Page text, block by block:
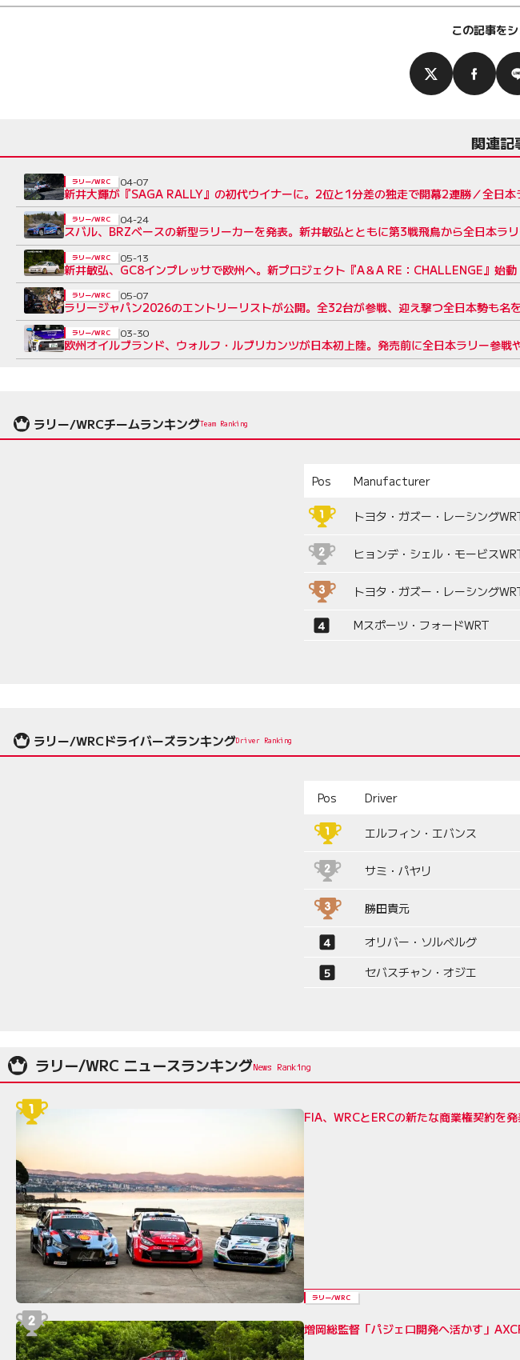
この記事を
関連記
新井大輝が『SAGA RALLY』の初代ウイナーに。2位と1分差の独走で開幕2連勝／全日本
ラリー/WRC 04-07
スバル、BRZベースの新型ラリーカーを発表。新井敏弘とともに第3戦飛鳥から全日本ラ
ラリー/WRC 04-24
新井敏弘、GC8インプレッサで欧州へ。新プロジェクト『A＆A RE：CHALLENGE』始動
ラリー/WRC 05-13
ラリージャパン2026のエントリーリストが公開。全32台が参戦、迎え撃つ全日本勢も名
ラリー/WRC 05-07
欧州オイルブランド、ウォルフ・ルブリカンツが日本初上陸。発売前に全日本ラリー参戦
ラリー/WRC 03-30
ラリー/WRCチームランキングTeam Ranking
Pos Manufacturer
トヨタ・ガズー・レーシング
ヒョンデ・シェル・モービス
トヨタ・ガズー・レーシング
Mスポーツ・フォードWRT
ラリー/WRCドライバーズランキングDriver Ranking
Pos Driver
エルフィン・エバンス
サミ・パヤリ
勝田貴元
オリバー・ソルベルグ
セバスチャン・オジエ
ラリー/WRC ニュースランキング
FIA、WRCとERCの新たな商業権契約を
ラリー/WRC
増岡総監督「パジェロ開発へ活かす」